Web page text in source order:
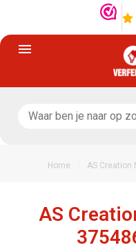
Home AS Creation
AS